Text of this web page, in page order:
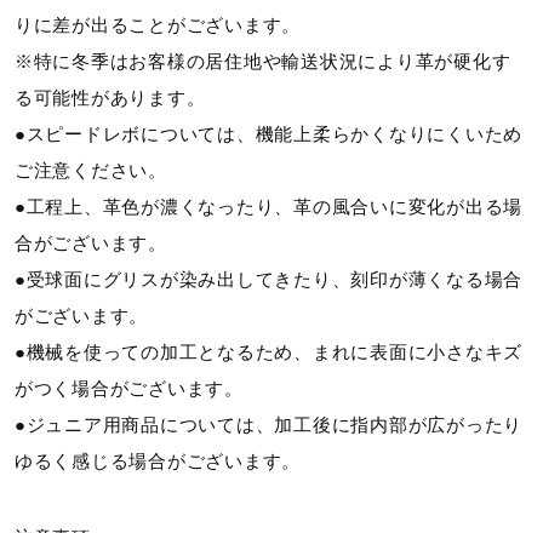
りに差が出ることがございます。
※特に冬季はお客様の居住地や輸送状況により革が硬化す
る可能性があります。
●スピードレボについては、機能上柔らかくなりにくいため
ご注意ください。
●工程上、革色が濃くなったり、革の風合いに変化が出る場
合がございます。
●受球面にグリスが染み出してきたり、刻印が薄くなる場合
がございます。
●機械を使っての加工となるため、まれに表面に小さなキズ
がつく場合がございます。
●ジュニア用商品については、加工後に指内部が広がったり
ゆるく感じる場合がございます。